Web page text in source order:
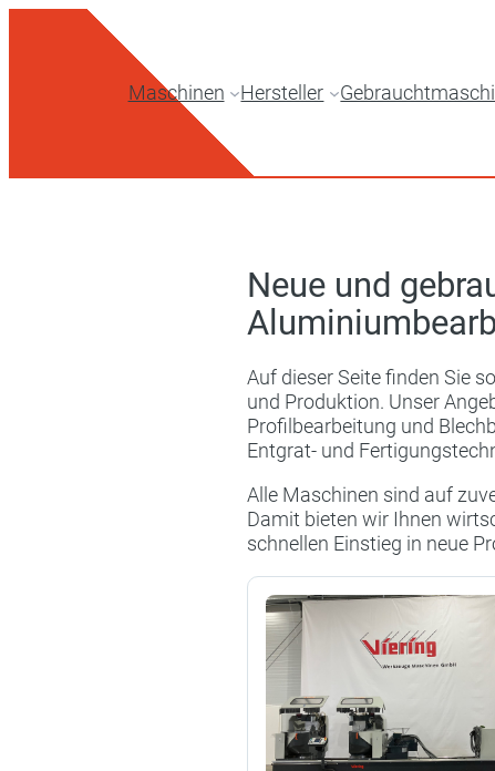
Maschinen
Hersteller
Neue und
Auf dieser Seite finden Sie
und Produktion. Unser
Profilbearbeitung und
Entgrat- und
Alle Maschinen sind auf
Damit bieten wir Ihnen
schnellen Einstieg in neue